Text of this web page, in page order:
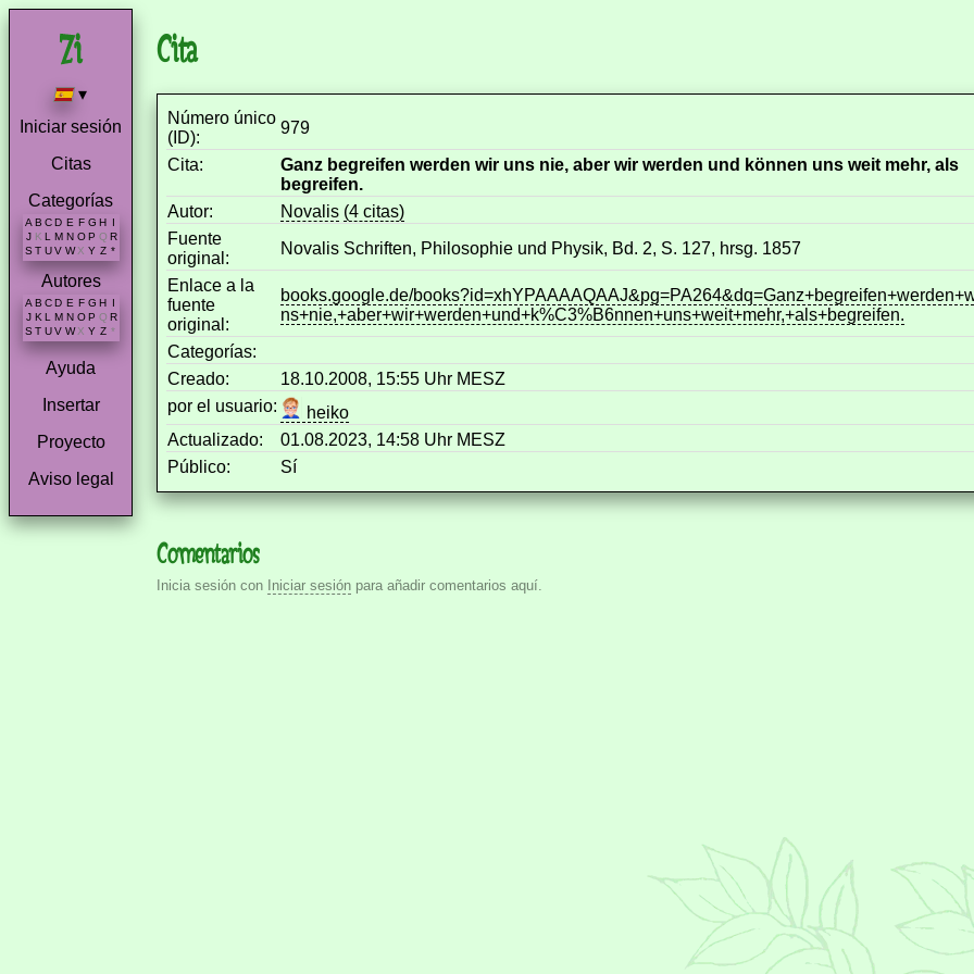
▾
Iniciar sesión
Citas
Categorías
A B C D E F G H I
J K L M N O P Q R
S T U V W X Y Z *
Autores
A B C D E F G H
J K L M N O P Q R
S T U V W X Y Z *
Ayuda
Insertar
Proyecto
Aviso legal
Cita
Número único
(ID):
979
Cita:
Ganz begreifen werden wir uns nie, aber wir werden und können uns weit mehr, als
begreifen.
Autor:
Novalis (4 citas)
Fuente
original:
Novalis Schriften, Philosophie und Physik, Bd. 2, S. 127, hrsg. 1857
Enlace a la
fuente
original:
books.google.de/
ns+nie,+aber+wir+werden+und+k%C3%B6nnen+uns+weit+mehr,+als+begreifen.
Categorías:
Creado:
18.10.2008, 15:55 Uhr MESZ
por el usuario:
heiko
Actualizado:
01.08.2023, 14:58 Uhr MESZ
Público:
Sí
Comentarios
Inicia sesión con Iniciar sesión para añadir comentarios aquí.